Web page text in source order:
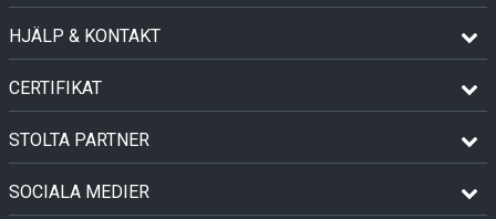
HJÄLP & KONTAKT
CERTIFIKAT
STOLTA PARTNER
SOCIALA MEDIER